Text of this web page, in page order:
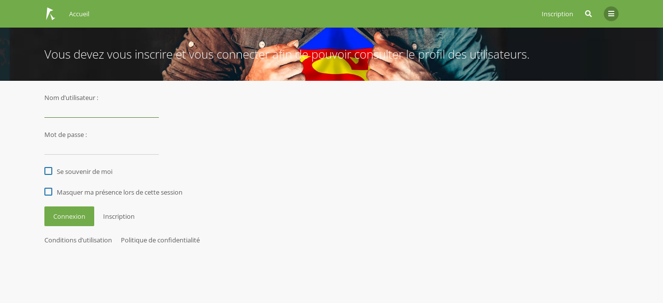
Inscription
Accueil
Vous devez vous inscrire et vous connecter afin de pouvoir consulter le profil des utilisateurs.
Nom d’utilisateur :
Mot de passe :
Se souvenir de moi
Masquer ma présence lors de cette session
Connexion Inscription
Conditions d’utilisation Politique de confidentialité